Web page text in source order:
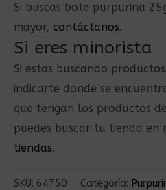
Si buscas bote purpurina
mayor, contáctanos.
Si eres minorista
Si estas buscando
indicarte donde se
que tengan los productos
puedes buscar tu tienda en
tiendas.
SKU: 64750 Categoría: